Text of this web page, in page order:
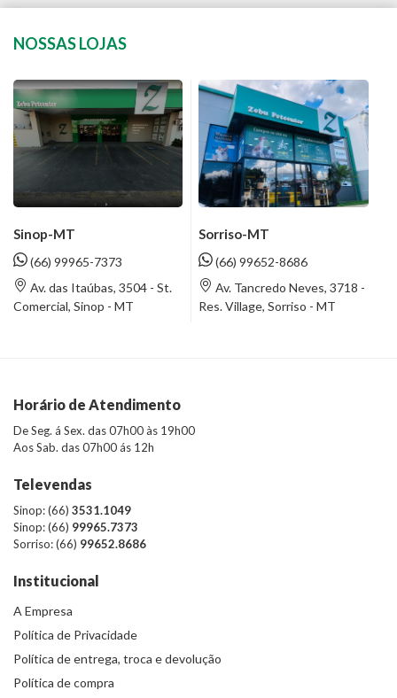
NOSSAS LOJAS
Sinop-MT
(66) 99965-7373
Av. das Itaúbas, 3504 - St.
Comercial, Sinop - MT
Sorriso-MT
(66) 99652-8686
Av. Tancredo Neves, 3718 -
Res. Village, Sorriso - MT
Horário de Atendimento
De Seg. á Sex. das 07h00 às 19h00
Aos Sab. das 07h00 ás 12h
Televendas
Sinop: (66) 3531.1049
Sinop: (66) 99965.7373
Sorriso: (66) 99652.8686
Institucional
A Empresa
Política de Privacidade
Política de entrega, troca e devolução
Política de compra